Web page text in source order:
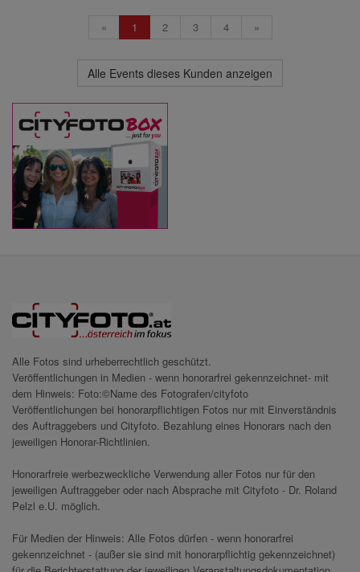
« 1 2 3 4 »
Alle Events dieses Kunden anzeigen
Alle Fotos sind urheberrechtlich geschützt.
Veröffentlichungen in Medien - wenn honorarfrei gekennzeichnet- mit
dem Hinweis: Foto:©Name des Fotografen/cityfoto
Veröffentlichungen bei honorarpflichtigen Fotos nur mit Einverständnis
des Auftraggebers und Cityfoto. Bezahlung eines Honorars nach den
jeweiligen Honorar-Richtlinien.
Honorarfreie werbezweckliche Verwendung aller Fotos nur für den
jeweiligen Auftraggeber oder nach Absprache mit Cityfoto - Dr. Roland
Pelzl e.U. möglich.
Für Medien der Hinweis: Alle Fotos dürfen - wenn honorarfrei
gekennzeichnet - (außer sie sind mit honorarpflichtig gekennzeichnet)